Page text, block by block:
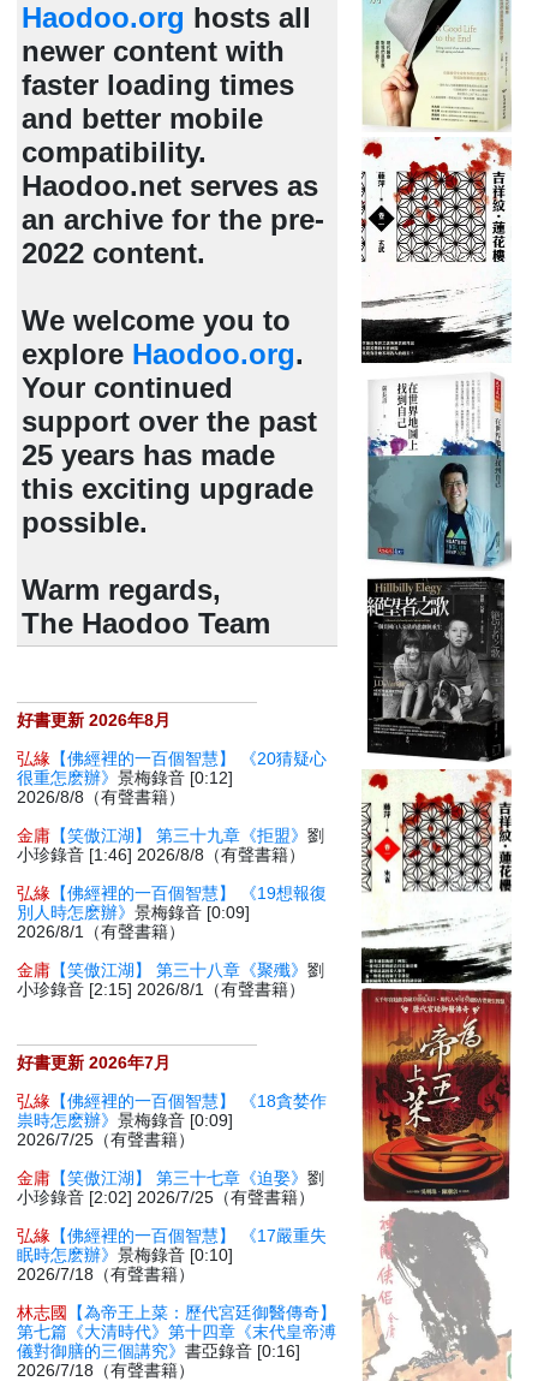
Haodoo.org hosts all
newer content with
faster loading times
and better mobile
compatibility.
Haodoo.net serves as
an archive for the pre-
2022 content.
We welcome you to
explore Haodoo.org.
Your continued
support over the past
25 years has made
this exciting upgrade
possible.
Warm regards,
The Haodoo Team
好書更新 2026年8月
弘緣 【佛經裡的一百個智慧】 《20猜疑心
很重怎麽辦》景梅錄音 [0:12]
2026/8/8（有聲書籍）
金庸 【笑傲江湖】 第三十九章《拒盟》劉
小珍錄音 [1:46] 2026/8/8（有聲書籍）
弘緣 【佛經裡的一百個智慧】 《19想報復
別人時怎麽辦》景梅錄音 [0:09]
2026/8/1（有聲書籍）
金庸 【笑傲江湖】 第三十八章《聚殲》劉
小珍錄音 [2:15] 2026/8/1（有聲書籍）
好書更新 2026年7月
弘緣 【佛經裡的一百個智慧】 《18貪婪作
祟時怎麽辦》景梅錄音 [0:09]
2026/7/25（有聲書籍）
金庸 【笑傲江湖】 第三十七章《迫娶》劉
小珍錄音 [2:02] 2026/7/25（有聲書籍）
弘緣 【佛經裡的一百個智慧】 《17嚴重失
眠時怎麽辦》景梅錄音 [0:10]
2026/7/18（有聲書籍）
林志國
【為帝王上菜：歷代宮廷御醫傳奇】
第七篇《大清時代》第十四章《末代皇帝溥
儀對御膳的三個講究》書亞錄音 [0:16]
2026/7/18（有聲書籍）